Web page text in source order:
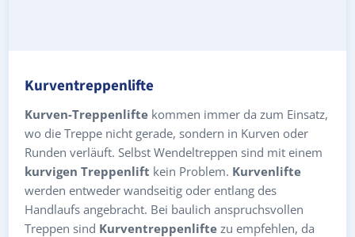
Kurventreppenlifte
Kurven-Treppenlifte kommen immer da zum Einsatz,
wo die Treppe nicht gerade, sondern in Kurven oder
Runden verläuft. Selbst Wendeltreppen sind mit einem
kurvigen Treppenlift kein Problem. Kurvenlifte
werden entweder wandseitig oder entlang des
Handlaufs angebracht. Bei baulich anspruchsvollen
Treppen sind Kurventreppenlifte zu empfehlen, da